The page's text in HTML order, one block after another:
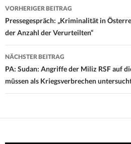
Beitrags-
Navigation
VORHERIGER BEITRAG
Pressegespräch: „Kriminalität in
der Anzahl der Verurteilten“
NÄCHSTER BEITRAG
PA: Sudan: Angriffe der Miliz RSF auf
müssen als Kriegsverbrechen